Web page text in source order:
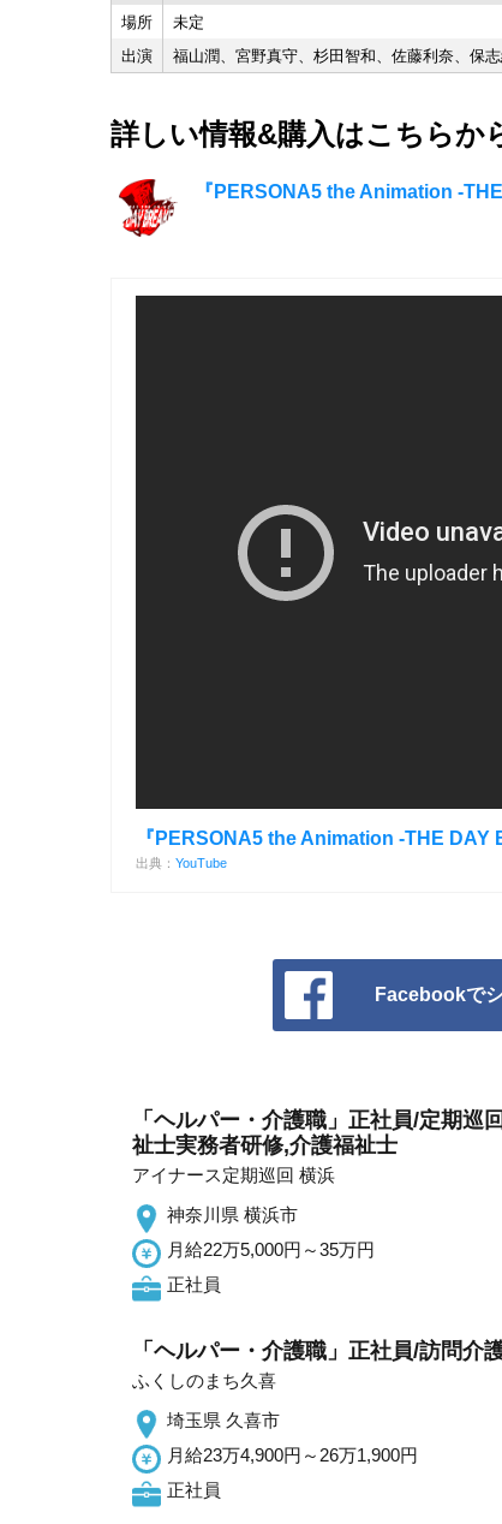
場所
未定
出演
福山潤、宮野真守、杉田智和、佐藤利奈、保
詳しい情報&購入はこちらか
『PERSONA5 the Animation -
『PERSONA5 the Animation -THE DAY
出典： YouTube
Facebookで
「ヘルパー・介護職」正社員/定期
祉士実務者研修,介護福祉士
アイナース定期巡回 横浜
神奈川県 横浜市
月給22万5,000円～35万円
正社員
「ヘルパー・介護職」正社員/訪問
ふくしのまち久喜
埼玉県 久喜市
月給23万4,900円～26万1,900円
正社員